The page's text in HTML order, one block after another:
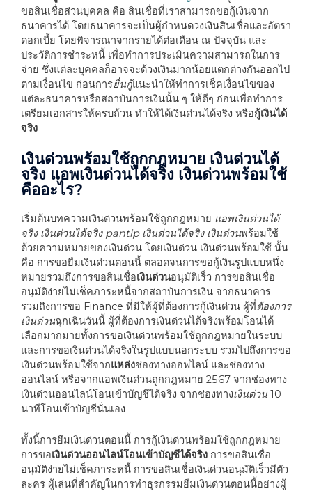
ขอสินเชื่อส่วนบุคคล คือ สินเชื่อที่เราสามารถขอกู้เงินจาก
ธนาคารได้ โดยธนาคารจะเป็นผู้กำหนดวงเงินสินเชื่อและอัตรา
ดอกเบี้ย โดยพิจารณาจากรายได้ต่อเดือน ณ ปัจจุบัน และ
ประวัติการชำระหนี้ เพื่อทำการประเมินความสามารถในการ
จ่าย ซึ่งแต่ละบุคคลก็อาจจะด้วงเงินมากน้อยแตกต่างกันออกไป
ตามเงื่อนไข ก่อนการยื่นกู้แนะนำให้ทำการเช็คเงื่อนไขของ
แต่ละธนาคารหรือสถาบันการเงินนั้น ๆ ให้ดีๆ ก่อนเพื่อทำการ
เตรียมเอกสารให้ครบถ้วน ทำให้ได้เงินด่วนได้จริง หรือกู้เงินได้
จริง
เงินด่วนพร้อมใช้ถูกกฎหมาย เงินด่วนได้
จริง แอพเงินด่วนได้จริง เงินด่วนพร้อมใช้
คืออะไร?
เริ่มต้นบทความเงินด่วนพร้อมใช้ถูกกฎหมาย แอพเงินด่วนได้
จริง เงินด่วนได้จริง pantip เงินด่วนได้จริง เงินด่วนพร้อมใช้
ด้วยความหมายของเงินด่วน โดยเงินด่วน เงินด่วนพร้อมใช้ นั้น
คือ การขอยืมเงินด่วนตอนนี้ ตลอดจนการขอกู้เงินรูปแบบหนึ่ง
หมายรวมถึงการขอสินเชื่อเงินด่วนอนุมัติเร็ว การขอสินเชื่อ
อนุมัติง่ายไม่เช็คภาระหนี้จากสถาบันการเงิน จากธนาคาร
รวมถึงการขอ Finance ที่มีให้ผู้ที่ต้องการกู้เงินด่วน ผู้ที่ต้องการ
เงินด่วนฉุกเฉินวันนี้ ผู้ที่ต้องการเงินด่วนได้จริงพร้อมโอนได้
เลือกมากมายทั้งการขอเงินด่วนพร้อมใช้ถูกกฎหมายในระบบ
และการขอเงินด่วนได้จริงในรูปแบบนอกระบบ รวมไปถึงการขอ
เงินด่วนพร้อมใช้จากแหล่งช่องทางออฟไลน์ และช่องทาง
ออนไลน์ หรือจากแอพเงินด่วนถูกกฎหมาย 2567 จากช่องทาง
เงินด่วนออนไลน์โอนเข้าบัญชีได้จริง จากช่องทางเงินด่วน 10
นาทีโอนเข้าบัญชีนั่นเอง
ทั้งนี้การยืมเงินด่วนตอนนี้ การกู้เงินด่วนพร้อมใช้ถูกกฎหมาย
การขอเงินด่วนออนไลน์โอนเข้าบัญชีได้จริง การขอสินเชื่อ
อนุมัติง่ายไม่เช็คภาระหนี้ การขอสินเชื่อเงินด่วนอนุมัติเร็วมีตัว
ละคร ผู้เล่นที่สำคัญในการทำธุรกรรมยืมเงินด่วนตอนนี้อย่างผู้